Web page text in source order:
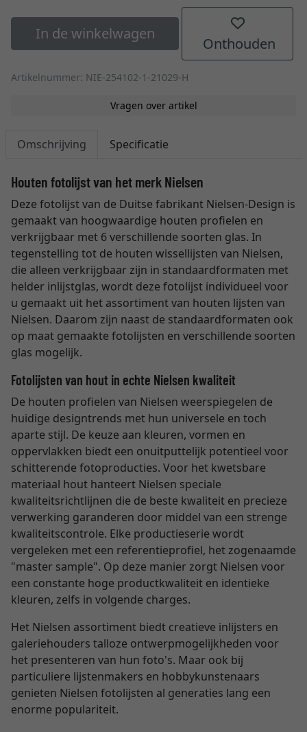
In de winkelwagen
Onthouden
Artikelnummer: NIE-254102-1-21029-H
Vragen over artikel
Omschrijving Specificatie
Houten fotolijst van het merk Nielsen
Deze fotolijst van de Duitse fabrikant Nielsen-Design is
gemaakt van hoogwaardige houten profielen en
verkrijgbaar met 6 verschillende soorten glas. In
tegenstelling tot de houten wissellijsten van Nielsen,
die alleen verkrijgbaar zijn in standaardformaten met
helder inlijstglas, wordt deze fotolijst individueel voor
u gemaakt uit het assortiment van houten lijsten van
Nielsen. Daarom zijn naast de standaardformaten ook
op maat gemaakte fotolijsten en verschillende soorten
glas mogelijk.
Fotolijsten van hout in echte Nielsen kwaliteit
De houten profielen van Nielsen weerspiegelen de
huidige designtrends met hun universele en toch
aparte stijl. De keuze aan kleuren, vormen en
oppervlakken biedt een onuitputtelijk potentieel voor
schitterende fotoproducties. Voor het kwetsbare
materiaal hout hanteert Nielsen speciale
kwaliteitsrichtlijnen die de beste kwaliteit en precieze
verwerking garanderen door middel van een strenge
kwaliteitscontrole. Elke productieserie wordt
vergeleken met een referentieprofiel, het zogenaamde
"master sample". Op deze manier zorgt Nielsen voor
een constante hoge productkwaliteit en identieke
kleuren, zelfs in volgende charges.
Het Nielsen assortiment biedt creatieve inlijsters en
galeriehouders talloze ontwerpmogelijkheden voor
het presenteren van hun foto's. Maar ook bij
particuliere lijstenmakers en hobbykunstenaars
genieten Nielsen fotolijsten al generaties lang een
enorme populariteit.